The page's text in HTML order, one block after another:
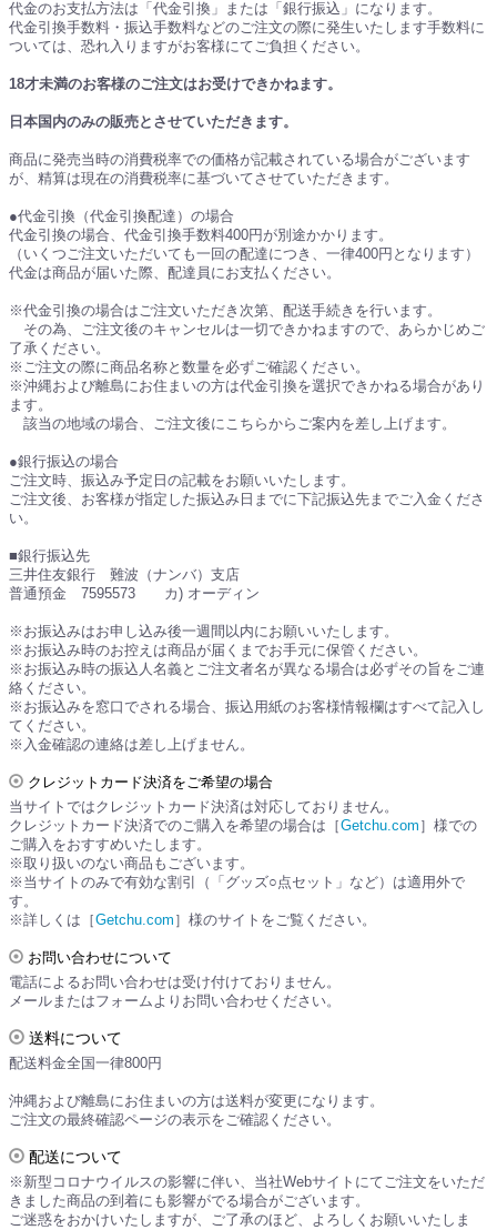
代金のお支払方法は「代金引換」または「銀行振込」になります。
代金引換手数料・振込手数料などのご注文の際に発生いたします手数料に
ついては、恐れ入りますがお客様にてご負担ください。
18才未満のお客様のご注文はお受けできかねます。
日本国内のみの販売とさせていただきます。
商品に発売当時の消費税率での価格が記載されている場合がございます
が、精算は現在の消費税率に基づいてさせていただきます。
●代金引換（代金引換配達）の場合
代金引換の場合、代金引換手数料400円が別途かかります。
（いくつご注文いただいても一回の配達につき、一律400円となります）
代金は商品が届いた際、配達員にお支払ください。
※代金引換の場合はご注文いただき次第、配送手続きを行います。
その為、ご注文後のキャンセルは一切できかねますので、あらかじめご
了承ください。
※ご注文の際に商品名称と数量を必ずご確認ください。
※沖縄および離島にお住まいの方は代金引換を選択できかねる場合があり
ます。
該当の地域の場合、ご注文後にこちらからご案内を差し上げます。
●銀行振込の場合
ご注文時、振込み予定日の記載をお願いいたします。
ご注文後、お客様が指定した振込み日までに下記振込先までご入金くださ
い。
■銀行振込先
三井住友銀行 難波（ナンバ）支店
普通預金 7595573 カ) オーディン
※お振込みはお申し込み後一週間以内にお願いいたします。
※お振込み時のお控えは商品が届くまでお手元に保管ください。
※お振込み時の振込人名義とご注文者名が異なる場合は必ずその旨をご連
絡ください。
※お振込みを窓口でされる場合、振込用紙のお客様情報欄はすべて記入し
てください。
※入金確認の連絡は差し上げません。
クレジットカード決済をご希望の場合
当サイトではクレジットカード決済は対応しておりません。
クレジットカード決済でのご購入を希望の場合は［Getchu.com ］様での
ご購入をおすすめいたします。
※取り扱いのない商品もございます。
※当サイトのみで有効な割引（「グッズ○点セット」など）は適用外で
す。
※詳しくは［Getchu.com ］様のサイトをご覧ください。
お問い合わせについて
電話によるお問い合わせは受け付けておりません。
メールまたはフォームよりお問い合わせください。
送料について
配送料金全国一律800円
沖縄および離島にお住まいの方は送料が変更になります。
ご注文の最終確認ページの表示をご確認ください。
配送について
※新型コロナウイルスの影響に伴い、当社Webサイトにてご注文をいただ
きました商品の到着にも影響がでる場合がございます。
ご迷惑をおかけいたしますが、ご了承のほど、よろしくお願いいたしま